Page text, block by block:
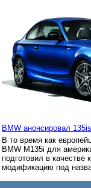
BMW анонсировал
В то время как
BMW M135i для
подготовил в
модификацию под